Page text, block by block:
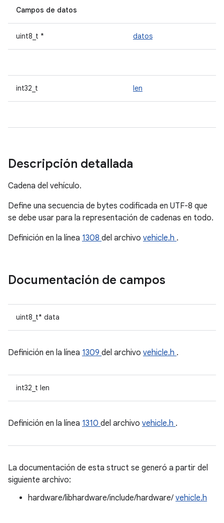
Campos de datos
uint8_t * datos
int32_t len
Descripción detallada
Cadena del vehículo.
Define una secuencia de bytes codificada en UTF-8 que
se debe usar para la representación de cadenas en todo.
Definición en la línea 1308 del archivo vehicle.h .
Documentación de campos
uint8_t* data
Definición en la línea 1309 del archivo vehicle.h .
int32_t len
Definición en la línea 1310 del archivo vehicle.h .
La documentación de esta struct se generó a partir del
siguiente archivo:
hardware/libhardware/include/hardware/ vehicle.h